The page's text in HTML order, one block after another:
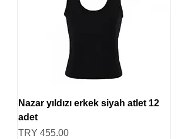
Nazar yıldızı erkek siyah atlet 12
adet
Price
TRY 455.00